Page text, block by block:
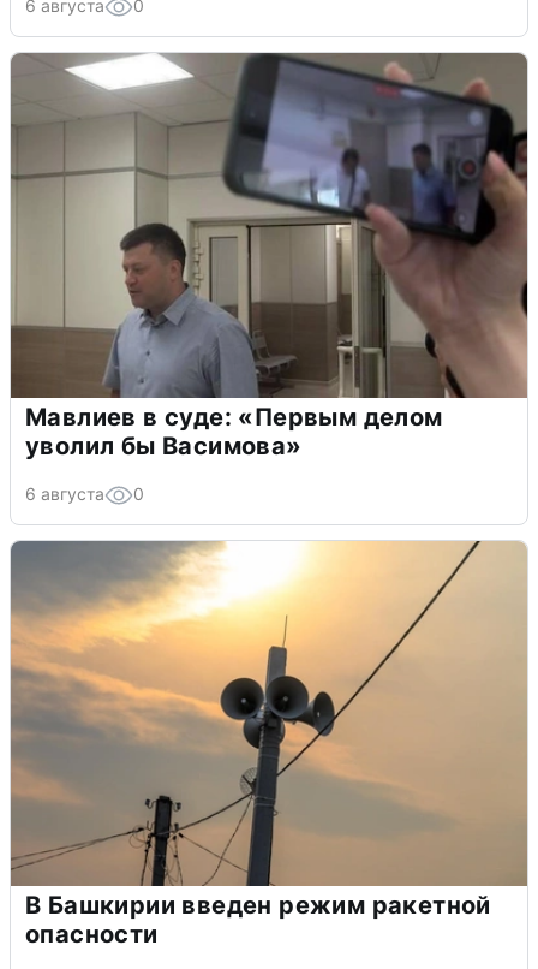
6 августа 0
Мавлиев в суде: «Первым делом
уволил бы Васимова»
6 августа 0
В Башкирии введен режим ракетной
опасности